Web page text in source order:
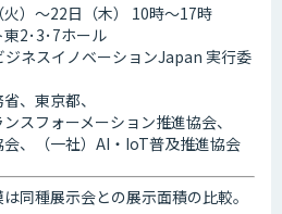
）～22日（木） 10時～17時
2･3･7ホール
ネスイノベーションJapan 実行委
、東京都、
スフォーメーション推進協会、
会、（一社）AI・IoT普及推進協会
同種展示会との展示面積の比較。